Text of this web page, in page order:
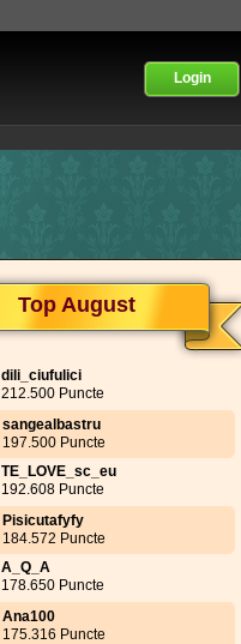
Login
Top August
dili_ciufulici
212.500 Puncte
sangealbastru
197.500 Puncte
TE_LOVE_sc_eu
192.608 Puncte
Pisicutafyfy
184.572 Puncte
A_Q_A
178.650 Puncte
Ana100
175.316 Puncte